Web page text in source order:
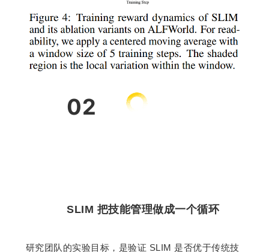
02
SLIM 把技能管理做成一个循环
研究团队的实验目标，是验证 SLIM 是否优于传统技